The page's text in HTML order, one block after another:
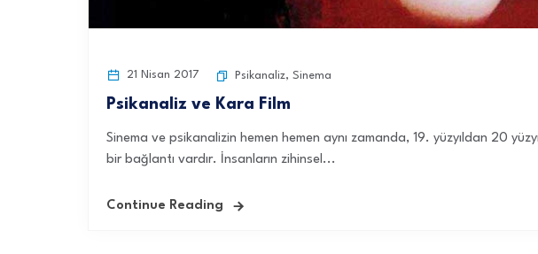
21 Nisan 2017 Psikanaliz, Sinema
Psikanaliz ve Kara Film
Sinema ve psikanalizin hemen hemen aynı zamanda, 19. yüzyıldan 20
bir bağlantı vardır. İnsanların zihinsel...
Continue Reading